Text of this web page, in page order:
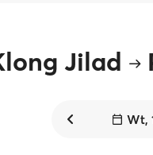
Jilad
Wt,